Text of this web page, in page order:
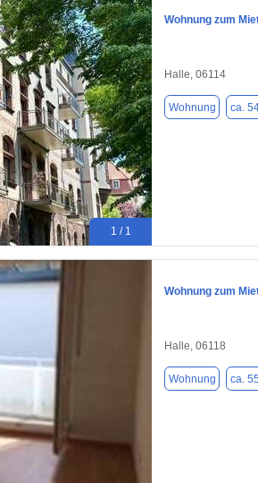
1 / 1
Wohnung zum
Halle, 06114
Wohnung ca.
Wohnung zum
Halle, 06118
Wohnung ca.